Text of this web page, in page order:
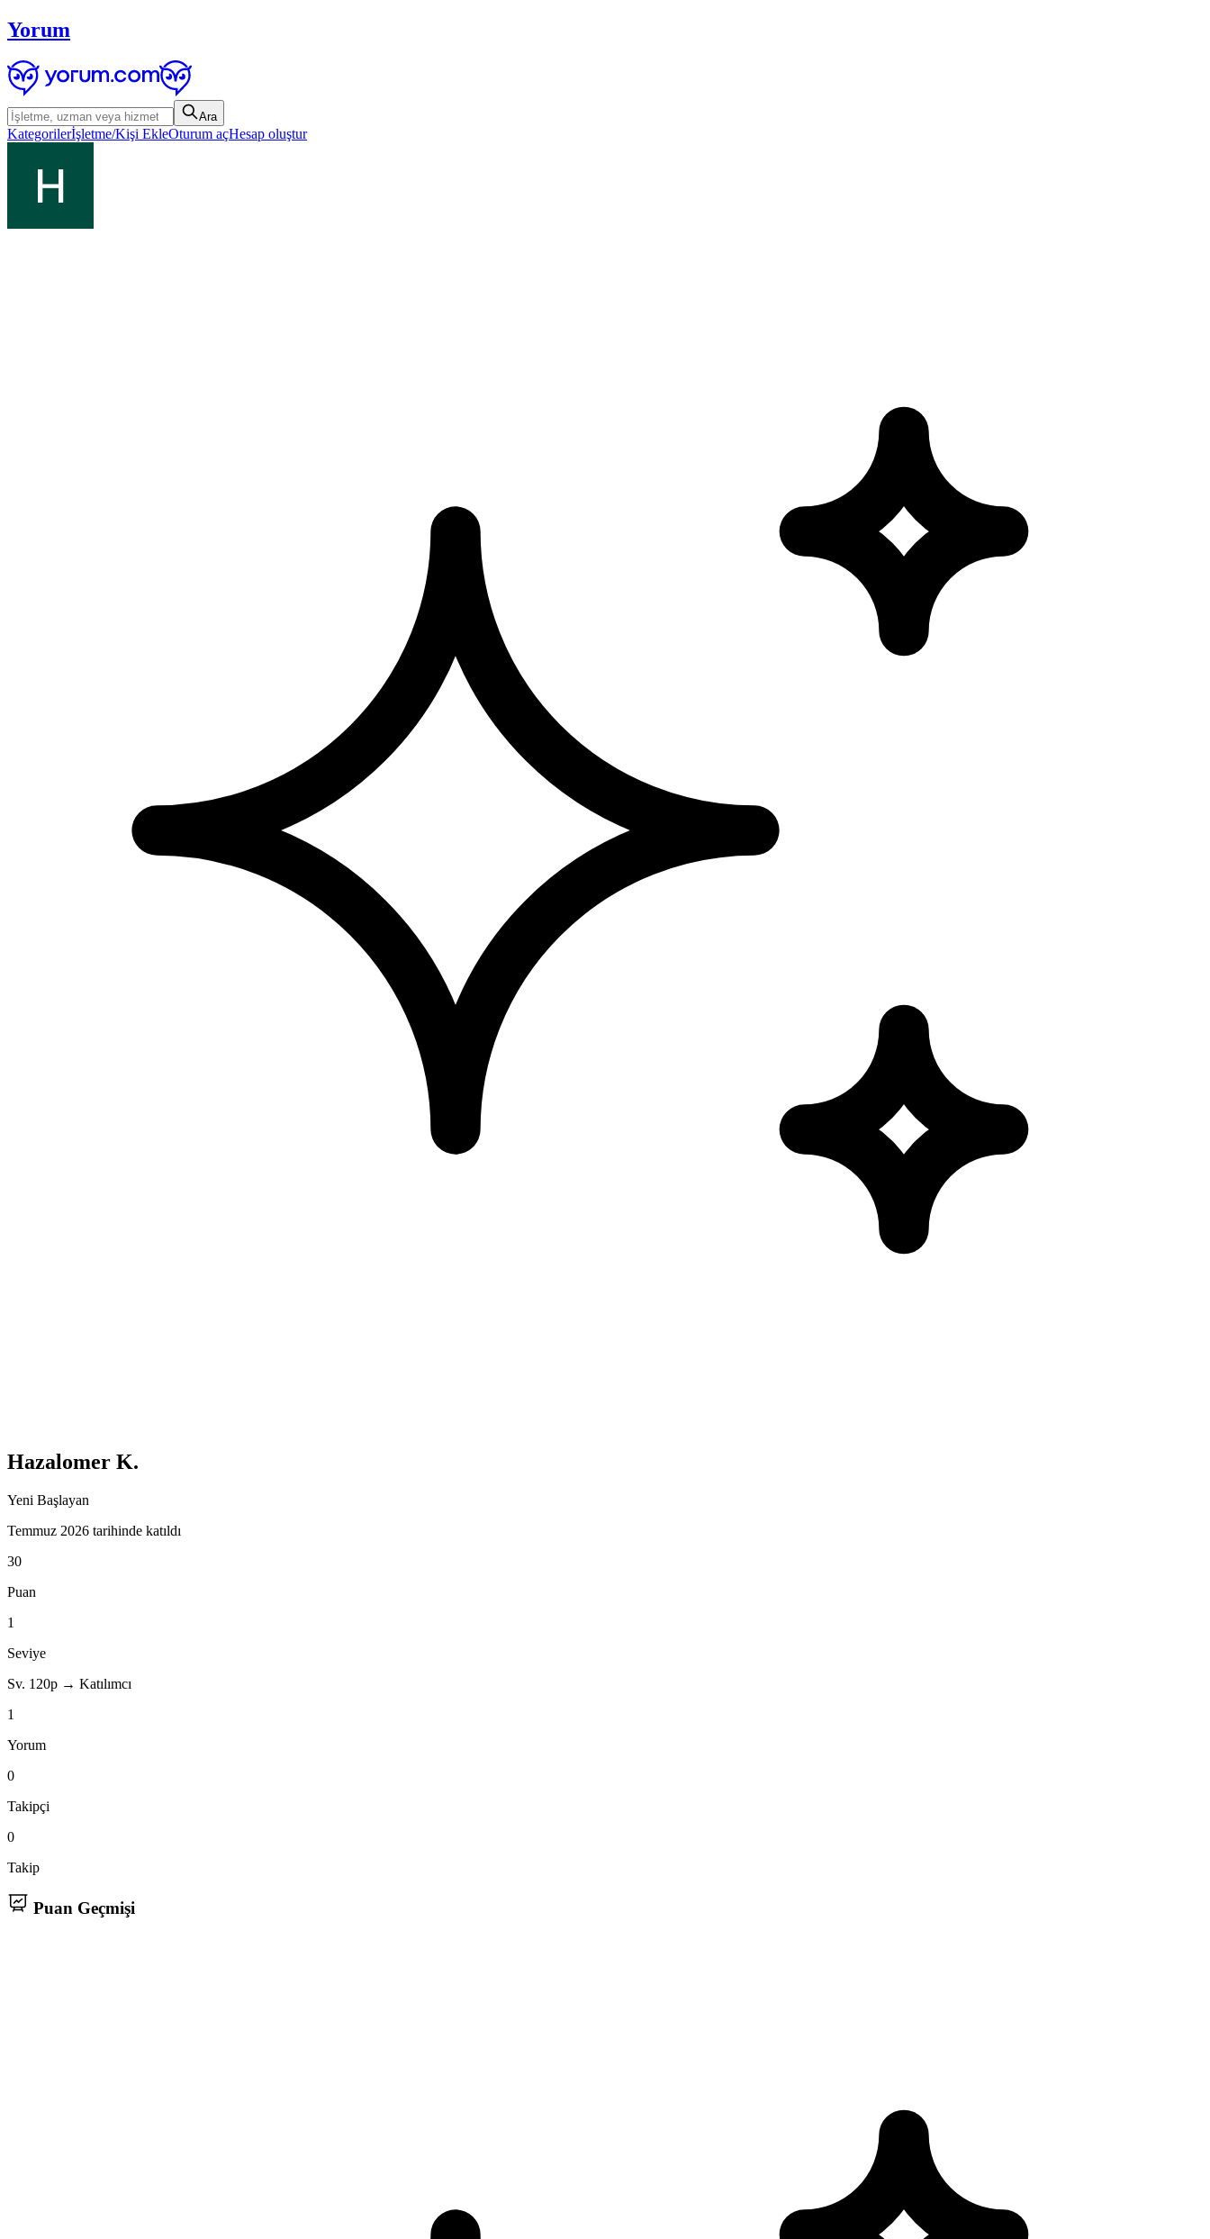
Yorum
Ara
Kategorilerİşletme/Kişi EkleOturum açHesap oluştur
Hazalomer K.
Yeni Başlayan
Temmuz 2026 tarihinde katıldı
30
Puan
1
Seviye
Sv. 1 20p → Katılımcı
1
Yorum
0
Takipçi
0
Takip
Puan Geçmişi